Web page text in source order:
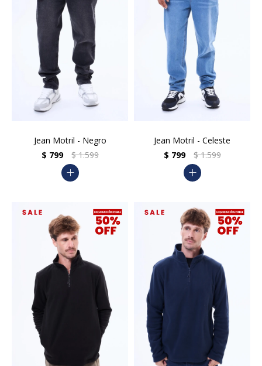
Jean Motril - Negro
$ 799 $ 1.599
add
Jean Motril - Celeste
$ 799 $ 1.599
add